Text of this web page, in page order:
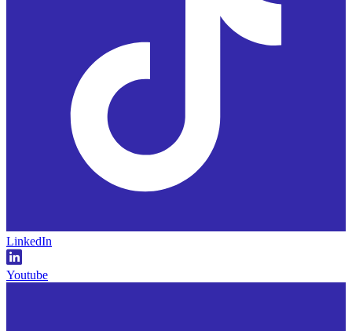
LinkedIn
Youtube